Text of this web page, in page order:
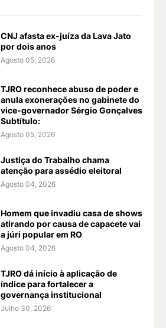
CNJ afasta ex-juíza da Lava Jato
por dois anos
Agosto 05, 2026
TJRO reconhece abuso de poder e
anula exonerações no gabinete do
vice-governador Sérgio Gonçalves
Subtítulo:
Agosto 05, 2026
Justiça do Trabalho chama
atenção para assédio eleitoral
Agosto 04, 2026
Homem que invadiu casa de shows
atirando por causa de capacete vai
a júri popular em RO
Agosto 04, 2026
TJRO dá início à aplicação de
índice para fortalecer a
governança institucional
Julho 30, 2026